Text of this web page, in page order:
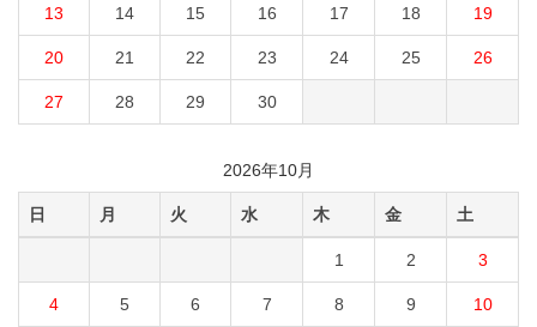
13 14 15 16 17 18 19
20 21 22 23 24 25 26
27 28 29 30
2026年10月
日 月 火 水 木 金 土
1 2 3
4 5 6 7 8 9 10